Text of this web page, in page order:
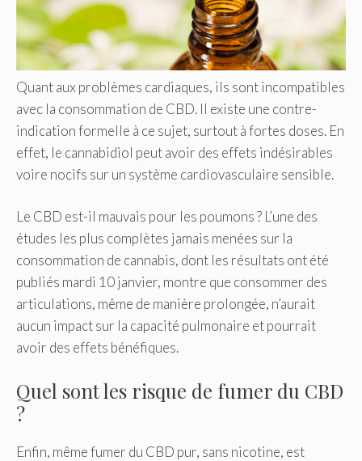
Quant aux problèmes cardiaques, ils sont incompatibles
avec la consommation de CBD. Il existe une contre-
indication formelle à ce sujet, surtout à fortes doses. En
effet, le cannabidiol peut avoir des effets indésirables
voire nocifs sur un système cardiovasculaire sensible.
Le CBD est-il mauvais pour les poumons ? L’une des
études les plus complètes jamais menées sur la
consommation de cannabis, dont les résultats ont été
publiés mardi 10 janvier, montre que consommer des
articulations, même de manière prolongée, n’aurait
aucun impact sur la capacité pulmonaire et pourrait
avoir des effets bénéfiques.
Quel sont les risque de fumer du CBD
?
Enfin, même fumer du CBD pur, sans nicotine, est